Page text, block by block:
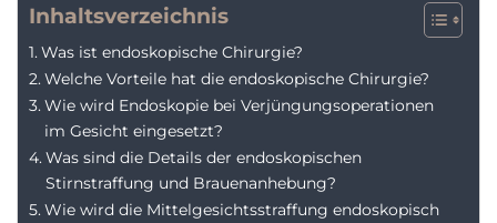
Inhaltsverzeichnis
Was ist endoskopische Chirurgie?
Welche Vorteile hat die endoskopische Chirurgie?
Wie wird Endoskopie bei Verjüngungsoperationen
im Gesicht eingesetzt?
Was sind die Details der endoskopischen
Stirnstraffung und Brauenanhebung?
Wie wird die Mittelgesichtsstraffung endoskopisch